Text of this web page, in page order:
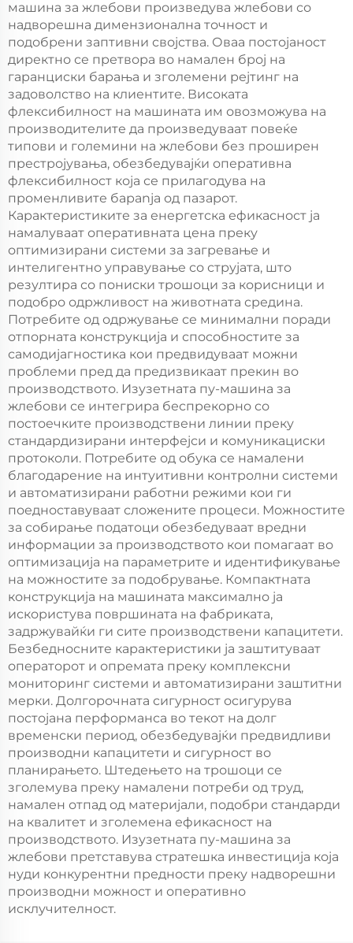
машина за жлебови произведува жлебови со
надворешна димензионална точност и
подобрени заптивни својства. Оваа постојаност
директно се претвора во намален број на
гаранциски барања и зголемени рејтинг на
задоволство на клиентите. Високата
флексибилност на машината им овозможува на
производителите да произведуваат повеќе
типови и големини на жлебови без проширен
престројувања, обезбедувајќи оперативна
флексибилност која се прилагодува на
променливите барanja од пазарот.
Карактеристиките за енергетска ефикасност ја
намалуваат оперативната цена преку
оптимизирани системи за загревање и
интелигентно управување со струјата, што
резултира со пониски трошоци за корисници и
подобро одржливост на животната средина.
Потребите од одржување се минимални поради
отпорната конструкција и способностите за
самодијагностика кои предвидуваат можни
проблеми пред да предизвикаат прекин во
производството. Изузетната пу-машина за
жлебови се интегрира беспрекорно со
постоечките производствени линии преку
стандардизирани интерфејси и комуникациски
протоколи. Потребите од обука се намалени
благодарение на интуитивни контролни системи
и автоматизирани работни режими кои ги
поедноставуваат сложените процеси. Можностите
за собирање податоци обезбедуваат вредни
информации за производството кои помагаат во
оптимизација на параметрите и идентификување
на можностите за подобрување. Компактната
конструкција на машината максимално ја
искористува површината на фабриката,
задржувайќи ги сите производствени капацитети.
Безбедносните карактеристики ја заштитуваат
операторот и опремата преку комплексни
мониторинг системи и автоматизирани заштитни
мерки. Долгорочната сигурност осигурува
постојана перформанса во текот на долг
временски период, обезбедувајќи предвидливи
производни капацитети и сигурност во
планирањето. Штедењето на трошоци се
зголемува преку намалени потреби од труд,
намален отпад од материјали, подобри стандарди
на квалитет и зголемена ефикасност на
производството. Изузетната пу-машина за
жлебови претставува стратешка инвестиција која
нуди конкурентни предности преку надворешни
производни можност и оперативно
исклучителност.